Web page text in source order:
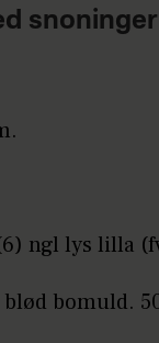
snoninger
ngl lys lilla
bomuld.